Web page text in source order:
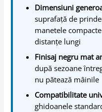
Dimensiuni
suprafață de
manetele
distanțe lungi
Finisaj negru mat
după sezoane
nu pătează mâinile
Compatibilitate
ghidoanele